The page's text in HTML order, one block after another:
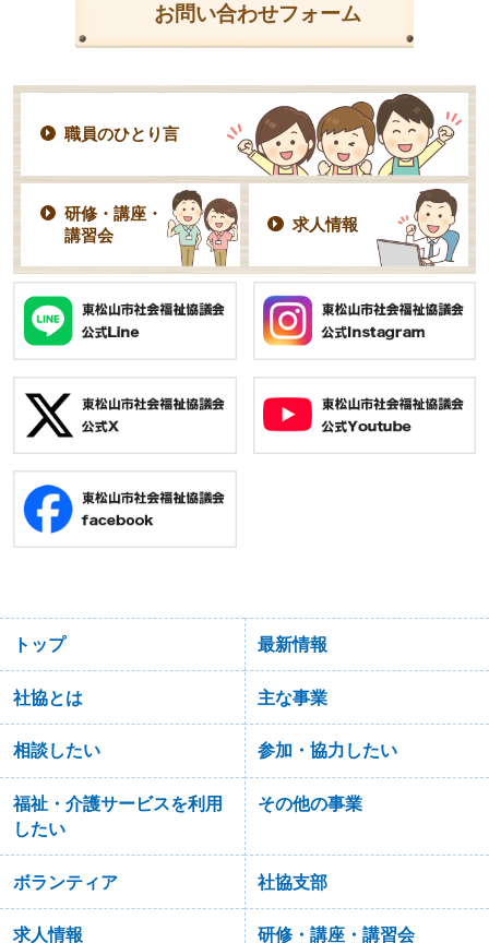
お問い合わせフォーム
職員のひとり言
研修・講座・
講習会
求人情報
トップ 最新情報
社協とは 主な事業
相談したい 参加・協力したい
福祉・介護サービスを利用
したい
その他の事業
ボランティア 社協支部
求人情報 研修・講座・講習会